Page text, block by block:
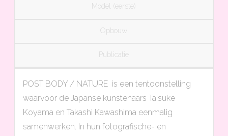
Model (eerste)
Opbouw
Publicatie
POST BODY / NATURE is een tentoonstelling
waarvoor de Japanse kunstenaars Taisuke
Koyama en Takashi Kawashima eenmalig
samenwerken. In hun fotografische- en